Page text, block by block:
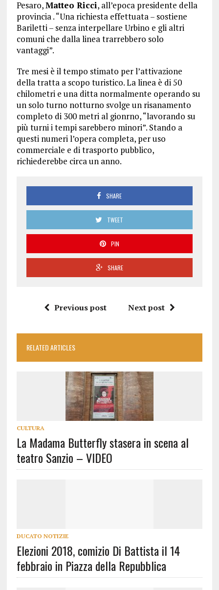
Pesaro,Matteo Ricci, all’epoca presidente della
provincia . “Una richiesta effettuata – sostiene
Bariletti – senza interpellare Urbino e gli altri
comuni che dalla linea trarrebbero solo
vantaggi”.
Tre mesi è il tempo stimato per l’attivazione
della tratta a scopo turistico. La linea è di 50
chilometri e una ditta normalmente operando su
un solo turno notturno svolge un risanamento
completo di 300 metri al gionrno, “lavorando su
più turni i tempi sarebbero minori”. Stando a
questi numeri l’opera completa, per uso
commerciale e di trasporto pubblico,
richiederebbe circa un anno.
SHARE
TWEET
PIN
SHARE
Previous post Next post
RELATED ARTICLES
CULTURA
La Madama Butterfly stasera in scena al
teatro Sanzio – VIDEO
DUCATO NOTIZIE
Elezioni 2018, comizio Di Battista il 14
febbraio in Piazza della Repubblica